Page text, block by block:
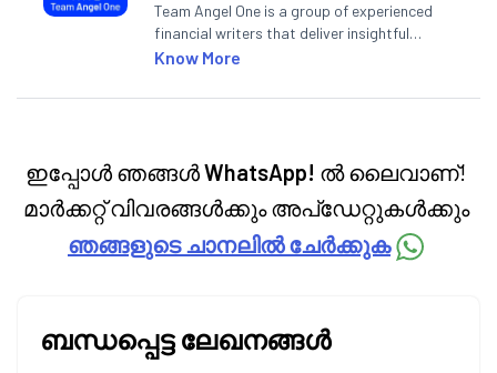
Team Angel One is a group of experienced
financial writers that deliver insightful
articles on the stock market, IPO, economy,
categories.
Know More
ഇപ്പോൾ ഞങ്ങൾWhatsApp! ൽ ലൈവാണ്!
മാർക്കറ്റ് വിവരങ്ങൾക്കും അപ്‌ഡേറ്റുകൾക്കും
ഞങ്ങളുടെ ചാനലിൽ ചേർക്കുക
ബന്ധപ്പെട്ട ലേഖനങ്ങൾ